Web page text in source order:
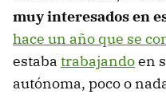
muy interesados en
hace un año que se
estaba trabajandoen
autónoma, poco o